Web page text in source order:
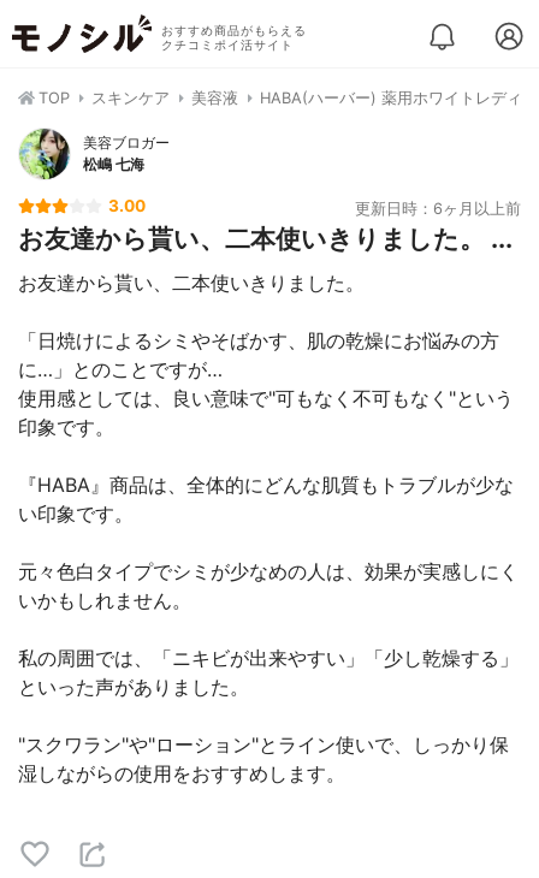
おすすめ商品がもらえる
クチコミポイ活サイト
TOP スキンケア 美容液 HABA(ハーバー) 薬用ホワイトレディ
美容ブロガー
松嶋 七海
3.00 更新日時：6ヶ月以上前
お友達から貰い、二本使いきりました。 ...
お友達から貰い、二本使いきりました。
「日焼けによるシミやそばかす、肌の乾燥にお悩みの方
に…」とのことですが…
使用感としては、良い意味で"可もなく不可もなく"という
印象です。
『HABA』商品は、全体的にどんな肌質もトラブルが少な
い印象です。
元々色白タイプでシミが少なめの人は、効果が実感しにく
いかもしれません。
私の周囲では、「ニキビが出来やすい」「少し乾燥する」
といった声がありました。
"スクワラン"や"ローション"とライン使いで、しっかり保
湿しながらの使用をおすすめします。